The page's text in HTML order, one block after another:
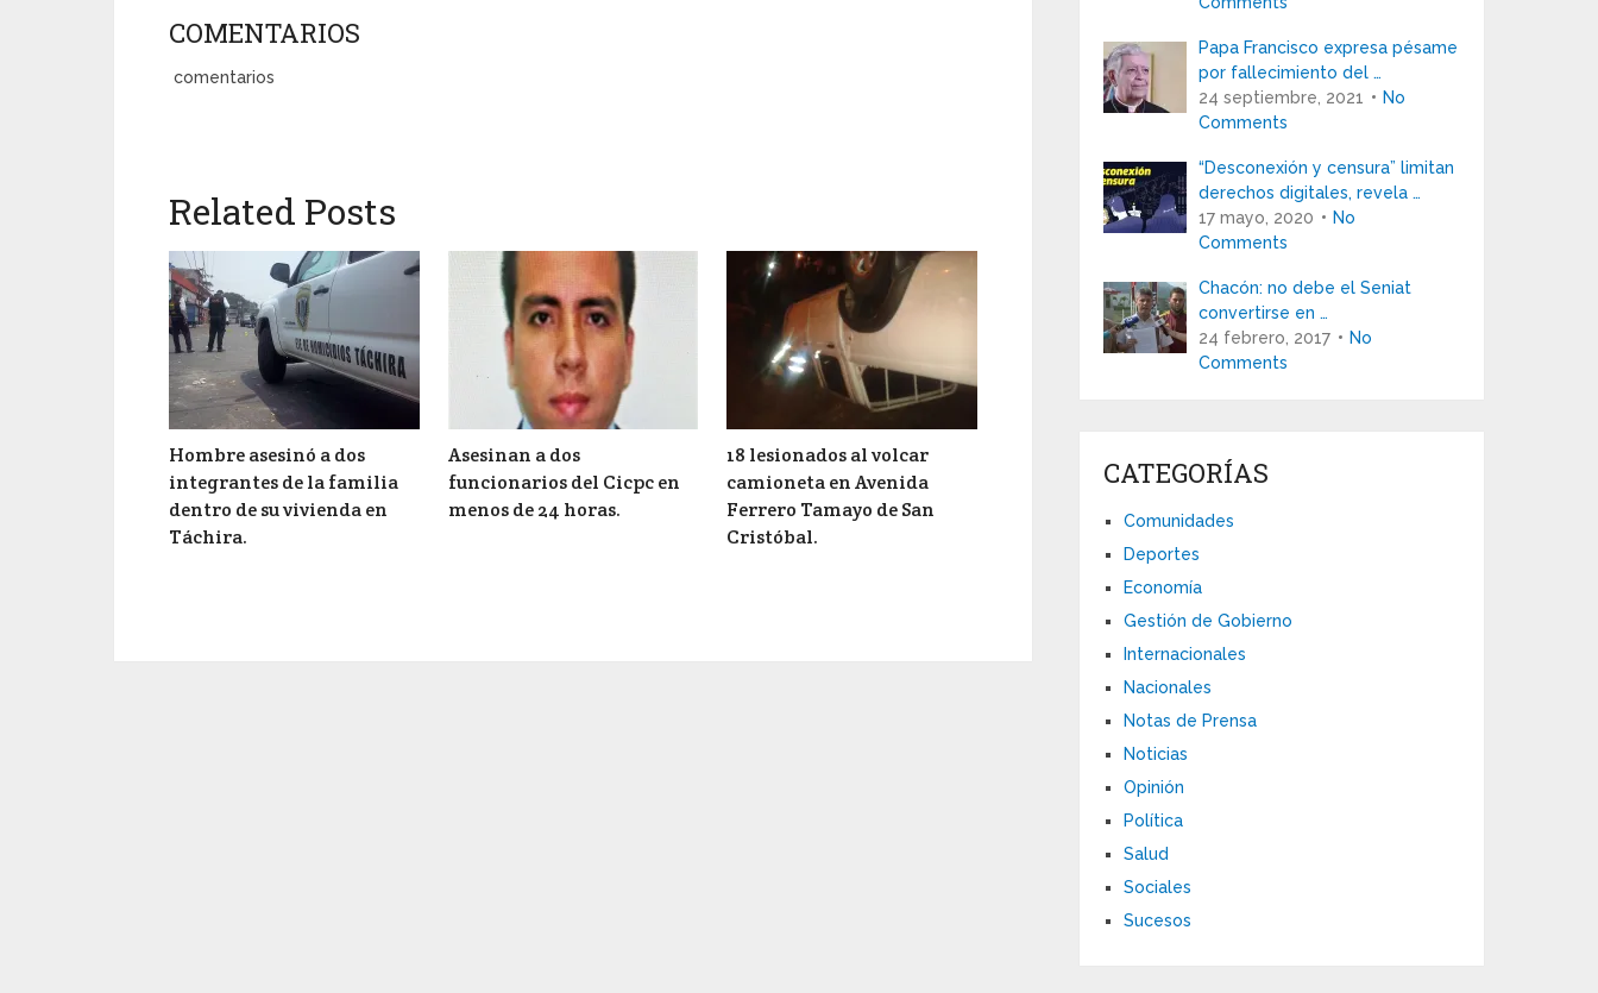
COMENTARIOS
comentarios
Related Posts
Hombre asesinó a dos
integrantes de la familia
dentro de su vivienda en
Táchira.
Asesinan a dos
funcionarios del Cicpc en
menos de 24 horas.
18 lesionados al volcar
camioneta en Avenida
Ferrero Tamayo de San
Cristóbal.
Papa Francisco expresa pésame
por fallecimiento del …
24 septiembre, 2021
No
Comments
“Desconexión y censura” limitan
derechos digitales, revela …
17 mayo, 2020
No
Comments
Chacón: no debe el Seniat
convertirse en …
24 febrero, 2017
No
Comments
CATEGORÍAS
Comunidades
Deportes
Economía
Gestión de Gobierno
Internacionales
Nacionales
Notas de Prensa
Noticias
Opinión
Política
Salud
Sociales
Sucesos